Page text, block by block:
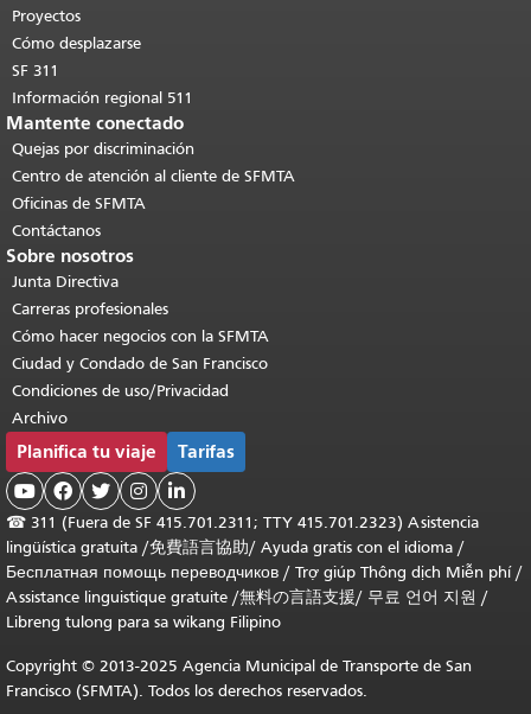
contenido principal
Proyectos
Cómo desplazarse
SF 311
Información regional 511
Mantente conectado
Quejas por discriminación
Centro de atención al cliente de SFMTA
Oficinas de SFMTA
Contáctanos
Sobre nosotros
Junta Directiva
Carreras profesionales
Cómo hacer negocios con la SFMTA
Ciudad y Condado de San Francisco
Condiciones de uso/Privacidad
Archivo
Planifica tu viaje Tarifas
    
☎ 311 (Fuera de SF 415.701.2311; TTY 415.701.2323) Asistencia
lingüística gratuita /免費語言協助/ Ayuda gratis con el idioma /
Бесплатная помощь переводчиков / Trợ giúp Thông dịch Miễn phí/
Assistance linguistique gratuite /無料の言語支援/ 무료 언어 지원 /
Libreng tulong para sa wikang Filipino
Copyright © 2013-2025 Agencia Municipal de Transporte de San
Francisco (SFMTA). Todos los derechos reservados.